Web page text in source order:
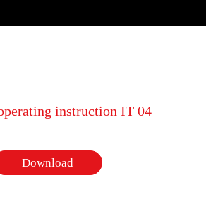
instruction IT 04
Download